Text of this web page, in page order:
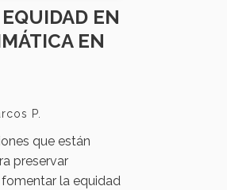
EN
EN
P.
que están
preservar
la equidad